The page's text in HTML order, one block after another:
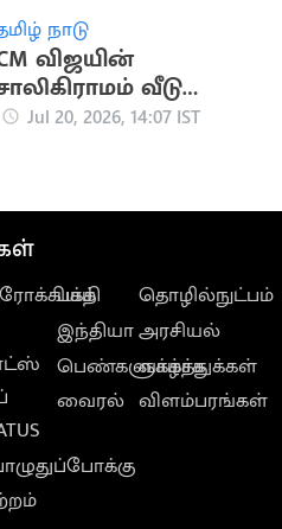
நாடு
விஜயின்
வீடு
இடிப்பு.. நடிகர்
Jul 20, 2026, 14:07 IST
பக்தி
இந்தியா
பெண்களுக்காக
வைரல்
தொழில்நுட்பம்
அரசியல்
வாழ்த்துக்கள்
விளம்பரங்கள்